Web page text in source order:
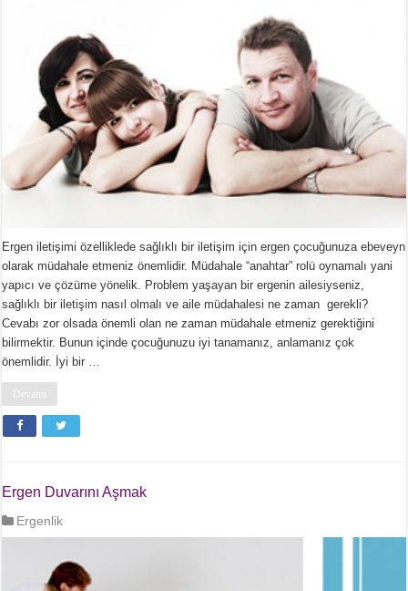
Ergen iletişimi özelliklede sağlıklı bir iletişim için ergen çocuğunuza ebeveyn
olarak müdahale etmeniz önemlidir. Müdahale “anahtar” rolü oynamalı yani
yapıcı ve çözüme yönelik. Problem yaşayan bir ergenin ailesiyseniz,
sağlıklı bir iletişim nasıl olmalı ve aile müdahalesi ne zaman gerekli?
Cevabı zor olsada önemli olan ne zaman müdahale etmeniz gerektiğini
bilirmektir. Bunun içinde çocuğunuzu iyi tanamanız, anlamanız çok
önemlidir. İyi bir …
Devamı
Ergen Duvarını Aşmak
Ergenlik